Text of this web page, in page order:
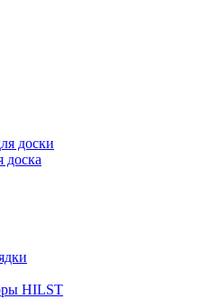
доски
доска
HILST